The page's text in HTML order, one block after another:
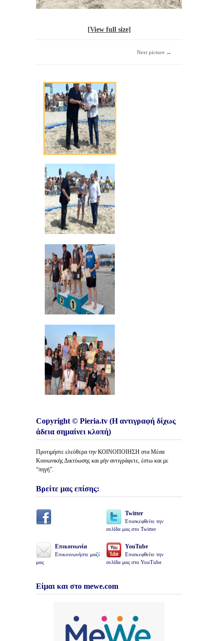
[View full size]
Next picture →
Copyright © Pieria.tv (Η αντιγραφή δίχως
άδεια σημαίνει κλοπή)
Προτιμήστε ελεύθερα την ΚΟΙΝΟΠΟΙΗΣΗ στα Μέσα
Κοινωνικής Δικτύωσης και μήν αντιγράφετε, έστω και με
“πηγή”.
Βρείτε μας επίσης:
Twitter
Επισκεφθείτε την
σελίδα μας στο Twitter
Επικοινωνία
Επικοινωνήστε μαζί
μας
YouTube
Επισκεφθείτε την
σελίδα μας στο YouTube
Είμαι και στο mewe.com